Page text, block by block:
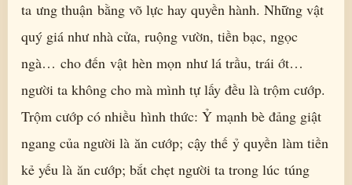
ta ưng thuận bằng võ lực hay quyền hành. Những vật
quý giá như nhà cửa, ruộng vườn, tiền bạc, ngọc
ngà… cho đến vật hèn mọn như lá trầu, trái ớt…
người ta không cho mà mình tự lấy đều là trộm cướp.
Trộm cướp có nhiều hình thức: Ỷ mạnh bè đảng giật
ngang của người là ăn cướp; cậy thế ỷ quyền làm tiền
kẻ yếu là ăn cướp; bắt chẹt người ta trong lúc túng